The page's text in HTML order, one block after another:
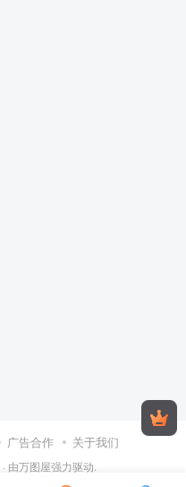
广告合作 关于我们
· 由万图屋强力驱动.